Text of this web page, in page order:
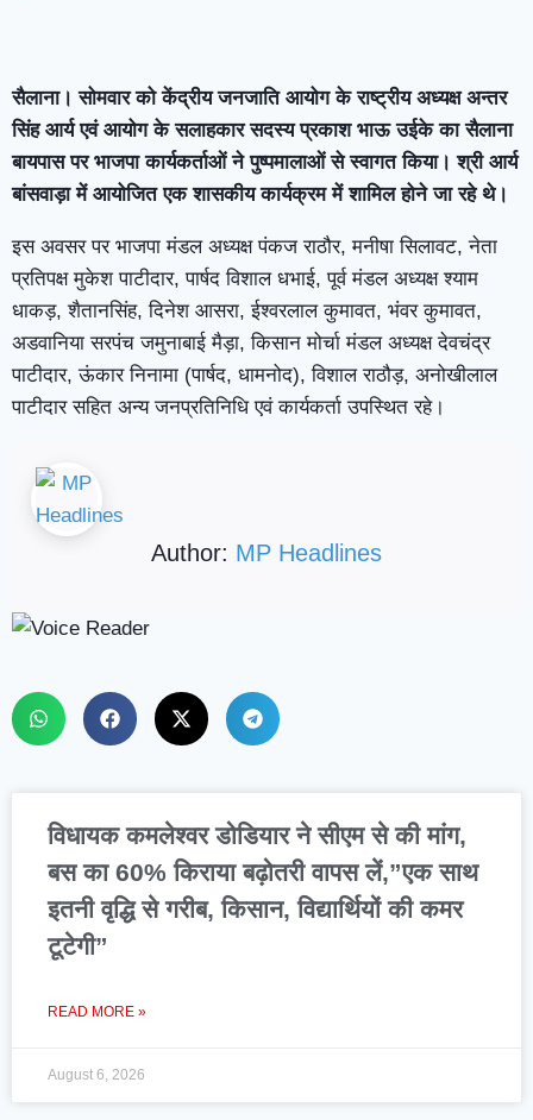
सैलाना। सोमवार को केंद्रीय जनजाति आयोग के राष्ट्रीय अध्यक्ष अन्तर
सिंह आर्य एवं आयोग के सलाहकार सदस्य प्रकाश भाऊ उईके का सैलाना
बायपास पर भाजपा कार्यकर्ताओं ने पुष्पमालाओं से स्वागत किया। श्री आर्य
बांसवाड़ा में आयोजित एक शासकीय कार्यक्रम में शामिल होने जा रहे थे।
इस अवसर पर भाजपा मंडल अध्यक्ष पंकज राठौर, मनीषा सिलावट, नेता
प्रतिपक्ष मुकेश पाटीदार, पार्षद विशाल धभाई, पूर्व मंडल अध्यक्ष श्याम
धाकड़, शैतानसिंह, दिनेश आसरा, ईश्वरलाल कुमावत, भंवर कुमावत,
अडवानिया सरपंच जमुनाबाई मैड़ा, किसान मोर्चा मंडल अध्यक्ष देवचंद्र
पाटीदार, ऊंकार निनामा (पार्षद, धामनोद), विशाल राठौड़, अनोखीलाल
पाटीदार सहित अन्य जनप्रतिनिधि एवं कार्यकर्ता उपस्थित रहे।
Author: MP Headlines
विधायक कमलेश्वर डोडियार ने सीएम से की मांग,
बस का 60% किराया बढ़ोतरी वापस लें,”एक साथ
इतनी वृद्धि से गरीब, किसान, विद्यार्थियों की कमर
टूटेगी”
READ MORE »
August 6, 2026